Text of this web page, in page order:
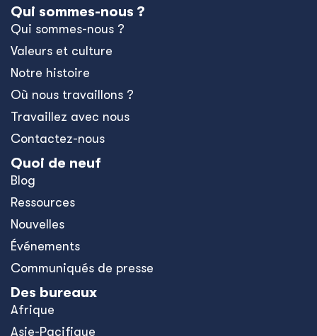
Qui sommes-nous ?
Qui sommes-nous ?
Valeurs et culture
Notre histoire
Où nous travaillons ?
Travaillez avec nous
Contactez-nous
Quoi de neuf
Blog
Ressources
Nouvelles
Événements
Communiqués de presse
Des bureaux
Afrique
Asie-Pacifique